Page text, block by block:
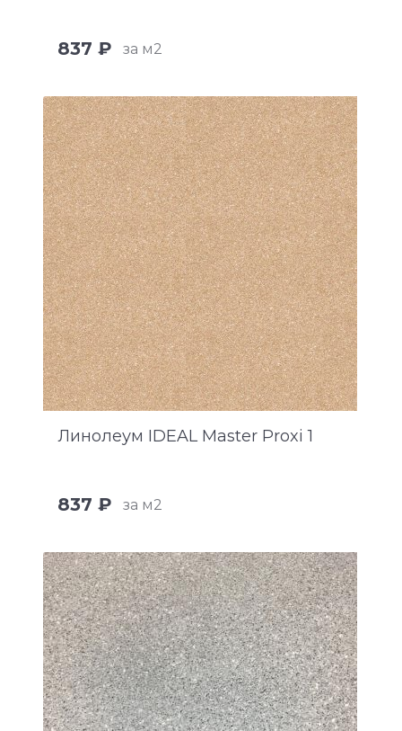
837 ₽ за м2
Линолеум IDEAL Master Proxi 1
837 ₽ за м2